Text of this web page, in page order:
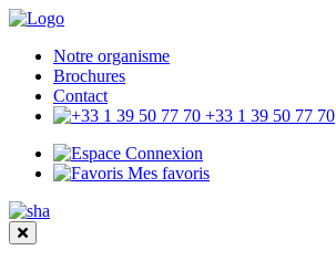
Notre organisme
Brochures
Contact
+33 1 39 50 77 70
Connexion
Mes favoris